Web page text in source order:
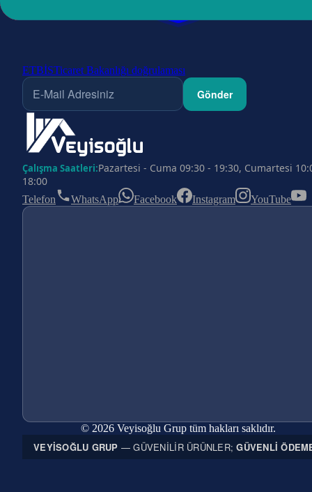
ETBİSTicaret Bakanlığı doğrulaması
Gönder
Çalışma Saatleri:Pazartesi - Cuma 09:30 - 19:30, Cumartesi
18:00
Telefon WhatsApp Facebook Instagram YouTube
© 2026 Veyisoğlu Grup tüm hakları saklıdır.
VEYISOĞLU GRUP — GÜVENILIR ÜRÜNLER;GÜVENLI